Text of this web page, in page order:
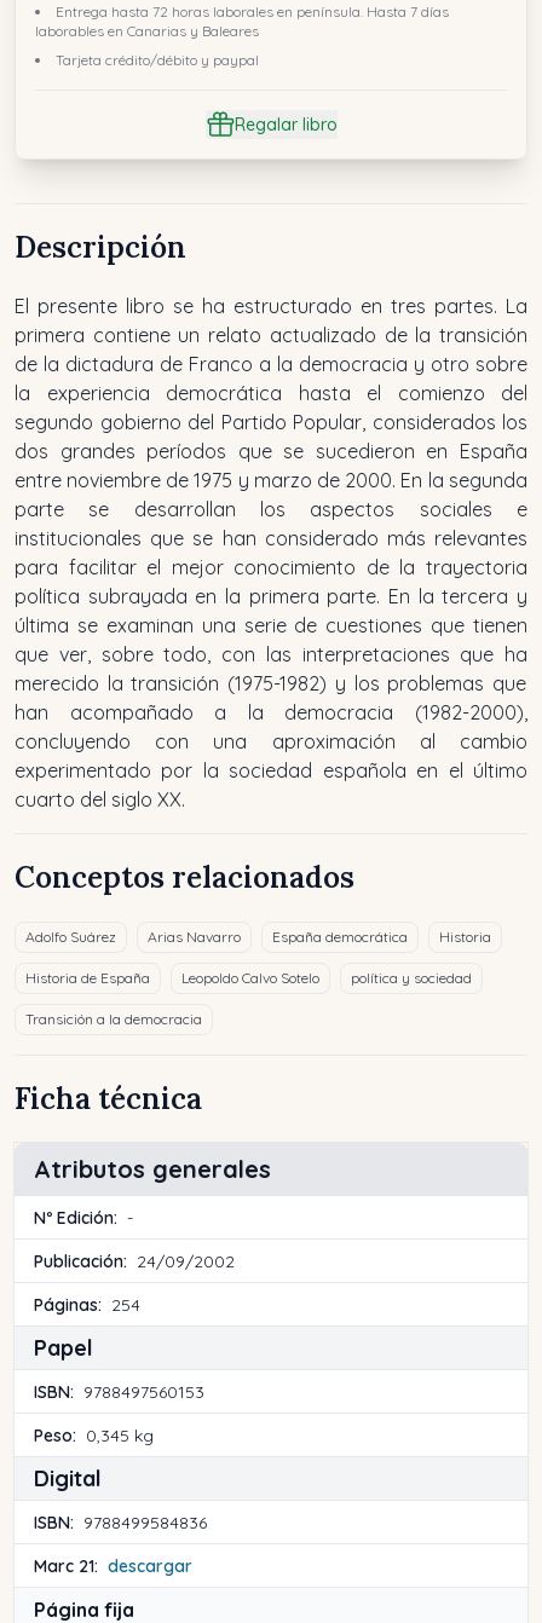
Entrega hasta 72 horas laborales en península. Hasta 7 días
laborables en Canarias y Baleares
Tarjeta crédito/débito y paypal
Regalar libro
Descripción
El presente libro se ha estructurado en tres partes. La
primera contiene un relato actualizado de la transición
de la dictadura de Franco a la democracia y otro sobre
la experiencia democrática hasta el comienzo del
segundo gobierno del Partido Popular, considerados los
dos grandes períodos que se sucedieron en España
entre noviembre de 1975 y marzo de 2000. En la segunda
parte se desarrollan los aspectos sociales e
institucionales que se han considerado más relevantes
para facilitar el mejor conocimiento de la trayectoria
política subrayada en la primera parte. En la tercera y
última se examinan una serie de cuestiones que tienen
que ver, sobre todo, con las interpretaciones que ha
merecido la transición (1975-1982) y los problemas que
han acompañado a la democracia (1982-2000),
concluyendo con una aproximación al cambio
experimentado por la sociedad española en el último
cuarto del siglo XX.
Conceptos relacionados
Adolfo Suárez Arias Navarro España democrática Historia
Historia de España Leopoldo Calvo Sotelo política y sociedad
Transición a la democracia
Ficha técnica
Atributos generales
Nº Edición: -
Publicación: 24/09/2002
Páginas: 254
Papel
ISBN: 9788497560153
Peso: 0,345 kg
Digital
ISBN: 9788499584836
Marc 21: descargar
Página fija